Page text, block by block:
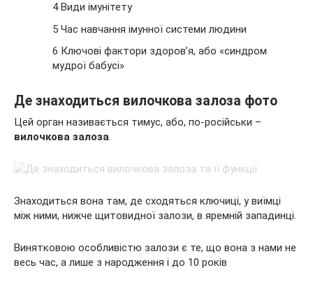
4 Види імунітету
5 Час навчання імунної системи людини
6 Ключові фактори здоров’я, або «синдром
мудрої бабусі»
Де знаходиться вилочкова залоза фото
Цей орган називається тимус, або, по-російськи –
вилочкова залоза.
Знаходиться вона там, де сходяться ключиці, у виїмці
між ними, нижче щитовидної залози, в яремній западинці.
Винятковою особливістю залози є те, що вона з нами не
весь час, а лише з народження і до 10 років